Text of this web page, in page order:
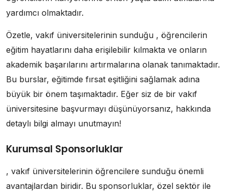
yardımcı olmaktadır.
Özetle, vakıf üniversitelerinin sunduğu , öğrencilerin
eğitim hayatlarını daha erişilebilir kılmakta ve onların
akademik başarılarını artırmalarına olanak tanımaktadır.
Bu burslar, eğitimde fırsat eşitliğini sağlamak adına
büyük bir önem taşımaktadır. Eğer siz de bir vakıf
üniversitesine başvurmayı düşünüyorsanız, hakkında
detaylı bilgi almayı unutmayın!
Kurumsal Sponsorluklar
, vakıf üniversitelerinin öğrencilere sunduğu önemli
avantajlardan biridir. Bu sponsorluklar, özel sektör ile